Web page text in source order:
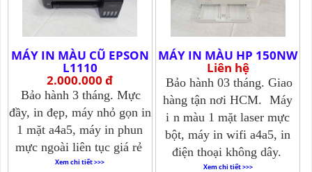
MÁY IN MÀU CŨ EPSON
L1110
2.000.000 đ
Bảo hành 3 tháng. Mực
đầy, in đẹp, máy nhỏ gọn in
1 mặt a4a5, máy in phun
mực ngoài liên tục giá rẻ
Xem chi tiết >>>
MÁY IN MÀU HP 150NW
Liên hệ
Bảo hành 03 tháng. Giao
hàng tận nơi HCM.
Máy
i n màu 1 mặt laser mực
bột, máy in wifi a4a5, in
điện thoại không dây.
Xem chi tiết >>>